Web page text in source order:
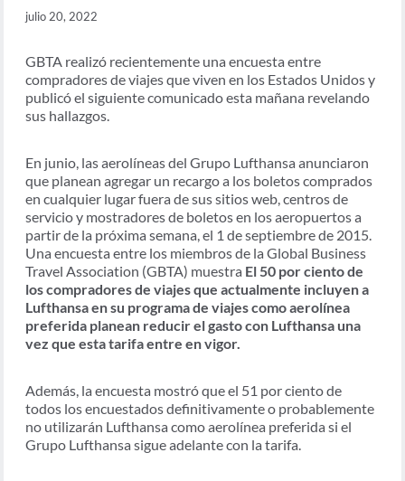
julio 20, 2022
GBTA realizó recientemente una encuesta entre
compradores de viajes que viven en los Estados Unidos y
publicó el siguiente comunicado esta mañana revelando
sus hallazgos.
En junio, las aerolíneas del Grupo Lufthansa anunciaron
que planean agregar un recargo a los boletos comprados
en cualquier lugar fuera de sus sitios web, centros de
servicio y mostradores de boletos en los aeropuertos a
partir de la próxima semana, el 1 de septiembre de 2015.
Una encuesta entre los miembros de la Global Business
Travel Association (GBTA) muestra El 50 por ciento de
los compradores de viajes que actualmente incluyen a
Lufthansa en su programa de viajes como aerolínea
preferida planean reducir el gasto con Lufthansa una
vez que esta tarifa entre en vigor.
Además, la encuesta mostró que el 51 por ciento de
todos los encuestados definitivamente o probablemente
no utilizarán Lufthansa como aerolínea preferida si el
Grupo Lufthansa sigue adelante con la tarifa.